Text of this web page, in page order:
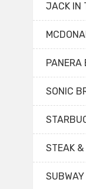
JACK IN
PANERA
SONIC
STEAK &